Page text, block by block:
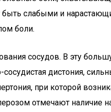
быть слабыми и
боли.
сосудов. В эту
дистония,
при которой
отмечают наличие